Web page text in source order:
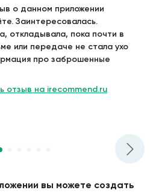
о данном приложении
Заинтересовалась.
откладывала, пока почти в
или передаче не стала ухо
про заброшенные
отзыв на irecommend.ru
вы можете создать